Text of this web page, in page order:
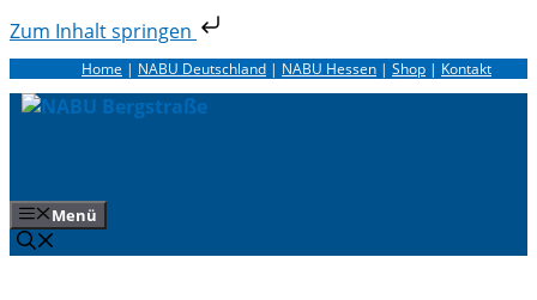
Zum Inhalt springen
Zum
Inhalt
springen
Home | NABU Deutschland | NABU Hessen | Shop | Kontakt
Menü